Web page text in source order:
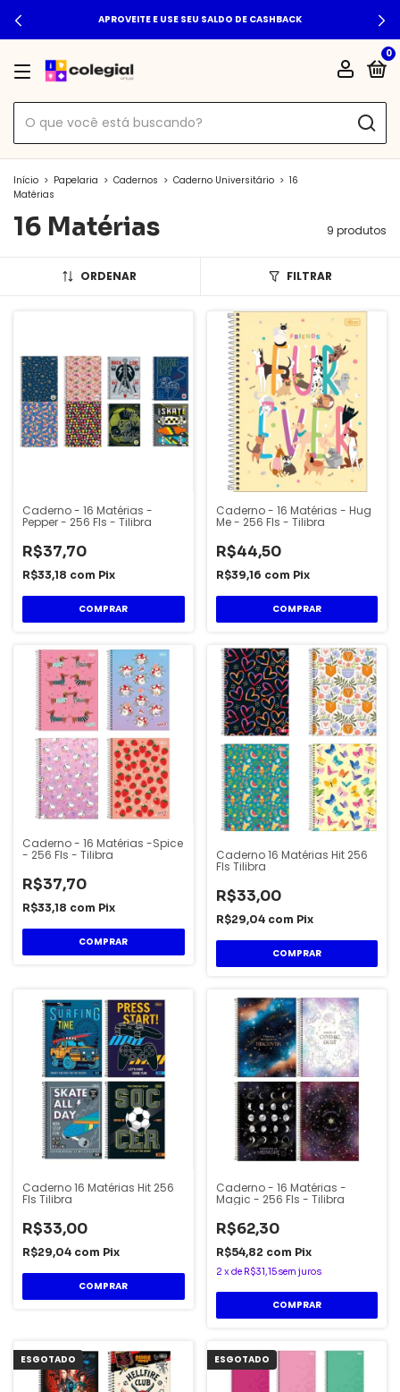
APROVEITE E USE SEU SALDO DE CASHBACK
0
Início > Papelaria > Cadernos > Caderno Universitário > 16
Matérias
16 Matérias 9 produtos
ORDENAR FILTRAR
Caderno - 16 Matérias -
Pepper - 256 Fls - Tilibra
R$37,70
R$33,18 com Pix
COMPRAR
Caderno - 16 Matérias - Hug
Me - 256 Fls - Tilibra
R$44,50
R$39,16 com Pix
COMPRAR
Caderno - 16 Matérias -Spice
- 256 Fls - Tilibra
R$37,70
R$33,18 com Pix
COMPRAR
Caderno 16 Matérias Hit 256
Fls Tilibra
R$33,00
R$29,04 com Pix
COMPRAR
Caderno 16 Matérias Hit 256
Fls Tilibra
R$33,00
R$29,04 com Pix
COMPRAR
Caderno - 16 Matérias -
Magic - 256 Fls - Tilibra
R$62,30
R$54,82 com Pix
2 xde R$31,15sem juros
COMPRAR
ESGOTADO ESGOTADO